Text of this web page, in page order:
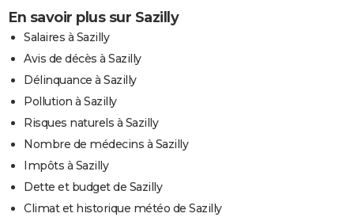
En savoir plus sur Sazilly
Salaires à Sazilly
Avis de décès à Sazilly
Délinquance à Sazilly
Pollution à Sazilly
Risques naturels à Sazilly
Nombre de médecins à Sazilly
Impôts à Sazilly
Dette et budget de Sazilly
Climat et historique météo de Sazilly